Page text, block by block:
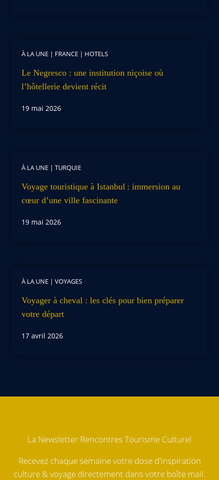
À LA UNE | FRANCE | HOTELS
Le Negresco : une institution niçoise où
l’hôtellerie devient récit
19 mai 2026
À LA UNE | TURQUIE
Voyage touristique à Istanbul : immersion au
cœur d’une ville fascinante
19 mai 2026
À LA UNE | VOYAGES
Voyager à cheval : les clés pour bien préparer
votre départ
17 avril 2026
La Newsletter Rencontres Tourisme Culturel
Recevez chaque semaine votre dose d'inspiration
culture & voyage directement dans votre boîte mail.